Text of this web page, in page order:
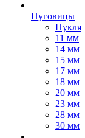
Пуговицы
Пукля
11 мм
14 мм
15 мм
17 мм
18 мм
20 мм
23 мм
28 мм
30 мм